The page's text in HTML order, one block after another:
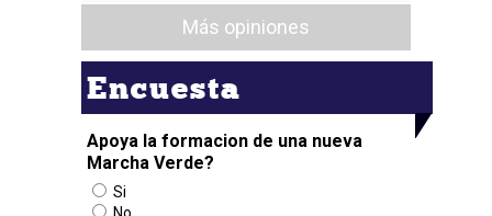
Más opiniones
Encuesta
Apoya la formacion de una nueva
Marcha Verde?
Si
No